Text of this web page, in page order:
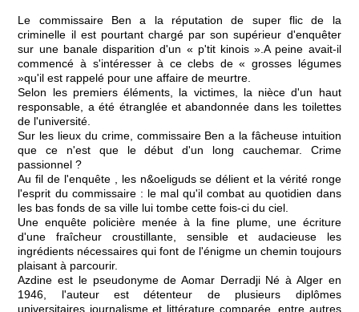
Le commissaire Ben a la réputation de super flic de la
criminelle il est pourtant chargé par son supérieur d'enquêter
sur une banale disparition d'un « p'tit kinois ».A peine avait-il
commencé à s'intéresser à ce clebs de « grosses légumes
»qu'il est rappelé pour une affaire de meurtre.
Selon les premiers éléments, la victimes, la nièce d'un haut
responsable, a été étranglée et abandonnée dans les toilettes
de l'université.
Sur les lieux du crime, commissaire Ben a la fâcheuse intuition
que ce n'est que le début d'un long cauchemar. Crime
passionnel ?
Au fil de l'enquête , les n&oeliguds se délient et la vérité ronge
l'esprit du commissaire : le mal qu'il combat au quotidien dans
les bas fonds de sa ville lui tombe cette fois-ci du ciel.
Une enquête policière menée à la fine plume, une écriture
d'une fraîcheur croustillante, sensible et audacieuse les
ingrédients nécessaires qui font de l'énigme un chemin toujours
plaisant à parcourir.
Azdine est le pseudonyme de Aomar Derradji Né à Alger en
1946, l'auteur est détenteur de plusieurs diplômes
universitaires journalisme et littérature comparée, entre autres